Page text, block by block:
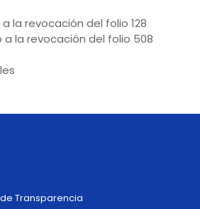
la revocación del folio 128
la revocación del folio 508
Transparencia